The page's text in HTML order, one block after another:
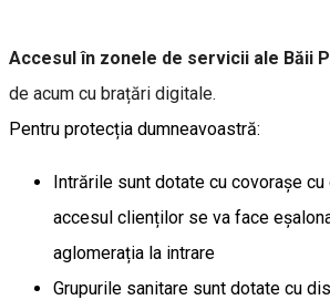
Accesul în zonele de servicii ale Băii
de acum cu brațări digitale.
Pentru protecția dumneavoastră:
Intrările sunt dotate cu covorașe
accesul clienților se va face
aglomerația la intrare
Grupurile sanitare sunt dotate cu